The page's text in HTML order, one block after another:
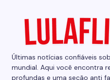
Últimas notícias confiáveis
mundial. Aqui você encontra
profundas e uma seção anti